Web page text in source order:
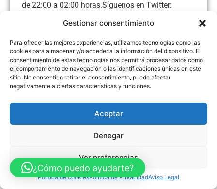
Gestionar consentimiento
Para ofrecer las mejores experiencias, utilizamos tecnologías como las
cookies para almacenar y/o acceder a la información del dispositivo. El
consentimiento de estas tecnologías nos permitirá procesar datos como
el comportamiento de navegación o las identificaciones únicas en este
sitio. No consentir o retirar el consentimiento, puede afectar
negativamente a ciertas características y funciones.
Aceptar
Denegar
Ver preferencias
Política de cookiesPolítica de PrivacidadAviso Legal
de 22:00 a 02:00 horas.Síguenos en Twitter:
Aviso Legal Política de Privacidad Política de Cookies
Accesibilidad
Mapa web
FINANCIADO POR LA UNIÓN EUROPEA CON EL PROGRAMA KIT
MECANISMO DE RECUPERACIÓN Y RESILENCIA
¿Cómo puedo ayudarte?